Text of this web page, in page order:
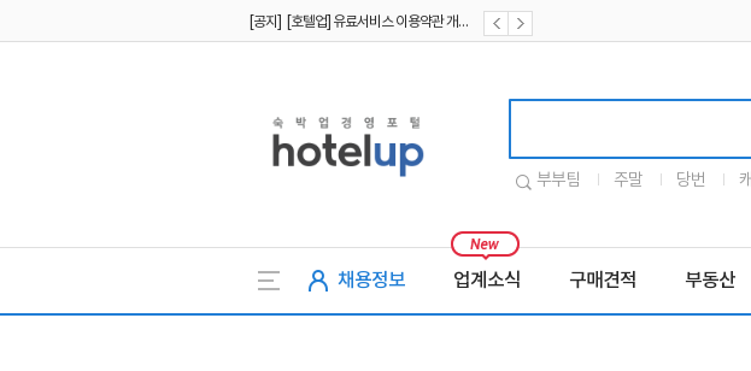
[공지] [호텔업] 유료서비스 이용약관 개정본2 (19.09.02)
부부팀 주말 당번
채용정보 업계소식 구매견적 부동산